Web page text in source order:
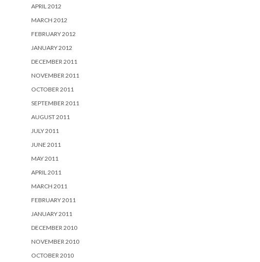
APRIL 2012
MARCH 2012
FEBRUARY 2012
JANUARY 2012
DECEMBER 2011
NOVEMBER 2011
OCTOBER 2011
SEPTEMBER 2011
AUGUST 2011
JULY 2011
JUNE 2011
MAY 2011
APRIL 2011
MARCH 2011
FEBRUARY 2011
JANUARY 2011
DECEMBER 2010
NOVEMBER 2010
OCTOBER 2010